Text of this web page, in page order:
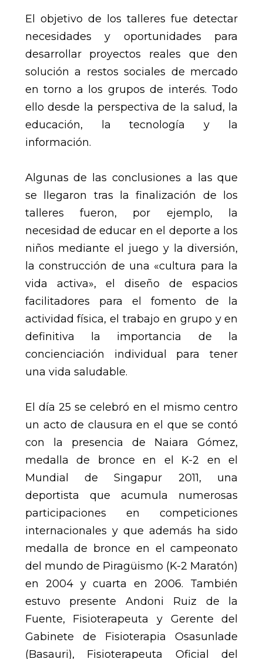
El objetivo de los talleres fue detectar
necesidades y oportunidades para
desarrollar proyectos reales que den
solución a restos sociales de mercado
en torno a los grupos de interés. Todo
ello desde la perspectiva de la salud, la
educación, la tecnología y la
información.
Algunas de las conclusiones a las que
se llegaron tras la finalización de los
talleres fueron, por ejemplo, la
necesidad de educar en el deporte a los
niños mediante el juego y la diversión,
la construcción de una «cultura para la
vida activa», el diseño de espacios
facilitadores para el fomento de la
actividad física, el trabajo en grupo y en
definitiva la importancia de la
concienciación individual para tener
una vida saludable.
El día 25 se celebró en el mismo centro
un acto de clausura en el que se contó
con la presencia de Naiara Gómez,
medalla de bronce en el K-2 en el
Mundial de Singapur 2011, una
deportista que acumula numerosas
participaciones en competiciones
internacionales y que además ha sido
medalla de bronce en el campeonato
del mundo de Piragüismo (K-2 Maratón)
en 2004 y cuarta en 2006. También
estuvo presente Andoni Ruiz de la
Fuente, Fisioterapeuta y Gerente del
Gabinete de Fisioterapia Osasunlade
(Basauri), Fisioterapeuta Oficial del